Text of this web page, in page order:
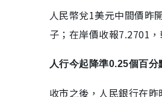
人民幣兌1美元中間價昨
子；在岸價收報7.2701
人行今起降準0.25個百分
收市之後，人民銀行在